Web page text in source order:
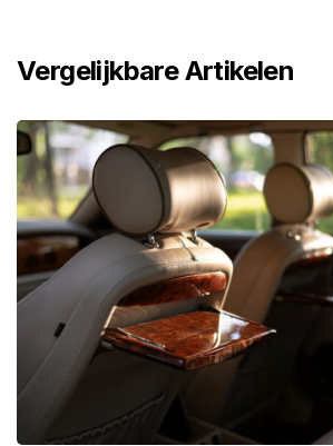
Vergelijkbare Artikelen